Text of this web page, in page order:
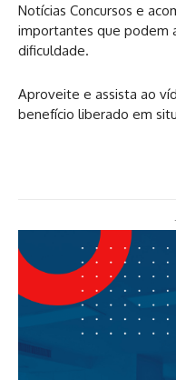
Notícias Concursos e
importantes que podem
dificuldade.
Aproveite e assista ao
benefício liberado em